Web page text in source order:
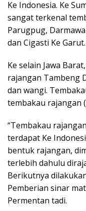
Ke Indonesia. Ke
sangat terkenal
Parugpug,
dan Cigasti Ke Garut.
Ke selain Jawa
rajangan Tambeng
dan wangi.
tembakau rajangan
“Tembakau
terdapat Ke
bentuk rajangan,
terlebih dahulu
Berikutnya
Pemberian sinar
Permentan tadi.